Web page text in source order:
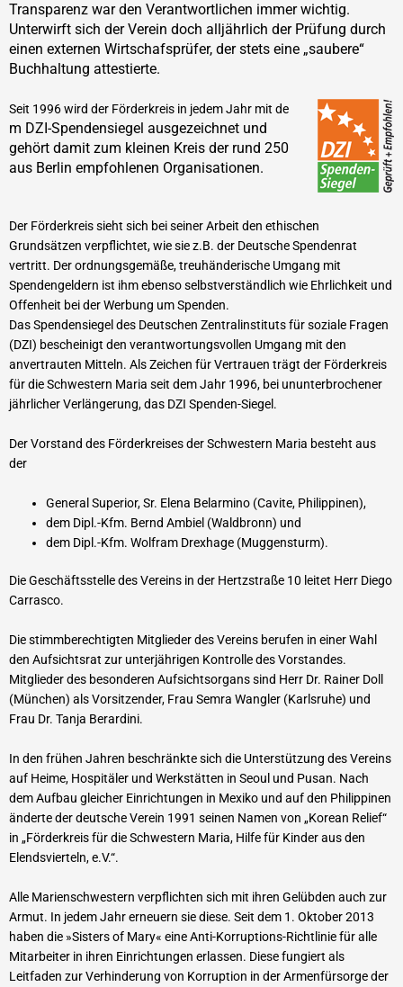
Transparenz war den Verantwortlichen immer wichtig.
Unterwirft sich der Verein doch alljährlich der Prüfung durch
einen externen Wirtschafsprüfer, der stets eine „saubere“
Buchhaltung attestierte.
Seit 1996 wird der Förderkreis in jedem Jahr mit de
m DZI-Spendensiegel ausgezeichnet und
gehört damit zum kleinen Kreis der rund 250
aus Berlin empfohlenen Organisationen.
Der Förderkreis sieht sich bei seiner Arbeit den ethischen
Grundsätzen verpflichtet, wie sie z.B. der Deutsche Spendenrat
vertritt. Der ordnungsgemäße, treuhänderische Umgang mit
Spendengeldern ist ihm ebenso selbstverständlich wie Ehrlichkeit und
Offenheit bei der Werbung um Spenden.
Das Spendensiegel des Deutschen Zentralinstituts für soziale Fragen
(DZI) bescheinigt den verantwortungsvollen Umgang mit den
anvertrauten Mitteln. Als Zeichen für Vertrauen trägt der Förderkreis
für die Schwestern Maria seit dem Jahr 1996, bei ununterbrochener
jährlicher Verlängerung, das DZI Spenden-Siegel.
Der Vorstand des Förderkreises der Schwestern Maria besteht aus
der
General Superior, Sr. Elena Belarmino (Cavite, Philippinen),
dem Dipl.-Kfm. Bernd Ambiel (Waldbronn) und
dem Dipl.-Kfm. Wolfram Drexhage (Muggensturm).
Die Geschäftsstelle des Vereins in der Hertzstraße 10 leitet Herr Diego
Carrasco.
Die stimmberechtigten Mitglieder des Vereins berufen in einer Wahl
den Aufsichtsrat zur unterjährigen Kontrolle des Vorstandes.
Mitglieder des besonderen Aufsichtsorgans sind Herr Dr. Rainer Doll
(München) als Vorsitzender, Frau Semra Wangler (Karlsruhe) und
Frau Dr. Tanja Berardini.
In den frühen Jahren beschränkte sich die Unterstützung des Vereins
auf Heime, Hospitäler und Werkstätten in Seoul und Pusan. Nach
dem Aufbau gleicher Einrichtungen in Mexiko und auf den Philippinen
änderte der deutsche Verein 1991 seinen Namen von „Korean Relief“
in „Förderkreis für die Schwestern Maria, Hilfe für Kinder aus den
Elendsvierteln, e.V.“.
Alle Marienschwestern verpflichten sich mit ihren Gelübden auch zur
Armut. In jedem Jahr erneuern sie diese. Seit dem 1. Oktober 2013
haben die »Sisters of Mary« eine Anti-Korruptions-Richtlinie für alle
Mitarbeiter in ihren Einrichtungen erlassen. Diese fungiert als
Leitfaden zur Verhinderung von Korruption in der Armenfürsorge der